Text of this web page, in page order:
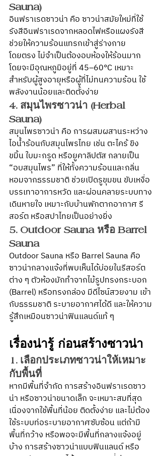
Sauna)
อินฟราเรดซาวน่า คือ ซาวน่าสมัยใหม่ที่ใช้
รังสีอินฟราเรดจากหลอดไฟหรือแผงรังสี
ช่วยให้ความร้อนแทรกเข้าสู่ร่างกาย
โดยตรง ไม่จำเป็นต้องอบห้องให้ร้อนมาก
โดยจะมีอุณหภูมิอยู่ที่ 45–60°C เหมาะ
สำหรับผู้สูงอายุหรือผู้ที่ไม่ทนความร้อน ใช้
พลังงานน้อยและติดตั้งง่าย
4. สมุนไพรซาวน่า (Herbal
Sauna)
สมุนไพรซาวน่า คือ การผสมผสานระหว่าง
ไอน้ำร้อนกับสมุนไพรไทย เช่น ตะไคร้ ขิง
ขมิ้น ใบมะกรูด หรือยูคาลิปตัส กลายเป็น
“อบสมุนไพร” ที่ให้ทั้งความร้อนและกลิ่น
หอมจากธรรมชาติ ช่วยเปิดรูขุมขน ขับเหงื่อ
บรรเทาอาการหวัด และผ่อนคลายระบบทาง
เดินหายใจ เหมาะกับบ้านพักตากอากาศ รี
สอร์ต หรือสปาไทยเป็นอย่างยิ่ง
5. Outdoor Sauna หรือ Barrel
Sauna
Outdoor Sauna หรือ Barrel Sauna คือ
ซาวน่ากลางแจ้งที่พบเห็นได้บ่อยในรีสอร์ต
ต่าง ๆ ตัวห้องมักทำจากไม้รูปทรงกระบอก
(Barrel) หรือทรงกล่อง มีดีไซน์สวยงาม เข้า
กับธรรมชาติ ระบายอากาศได้ดี และให้ความ
รู้สึกเหมือนซาวน่าฟินแลนด์แท้ ๆ
เรื่องน่ารู้ ก่อนสร้างซาวน่า
1. เลือกประเภทซาวน่าให้เหมาะ
กับพื้นที่
หากมีพื้นที่จำกัด การสร้างอินฟราเรดซาว
น่า หรือซาวน่าขนาดเล็ก จะเหมาะสมที่สุด
เนื่องจากใช้พื้นที่น้อย ติดตั้งง่าย และไม่ต้อง
ใช้ระบบท่อระบายอากาศซับซ้อน แต่ถ้ามี
พื้นที่กว้าง หรือพอจะมีพื้นที่กลางแจ้งอยู่
บ้าง การสร้างซาวน่าแบบฟินแลนด์ หรือ